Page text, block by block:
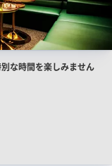
な時間を楽しみません